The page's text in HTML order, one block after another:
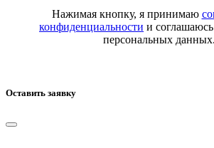
Нажимая кнопку, я принимаю
конфиденциальности и
персональных данных.
Оставить заявку